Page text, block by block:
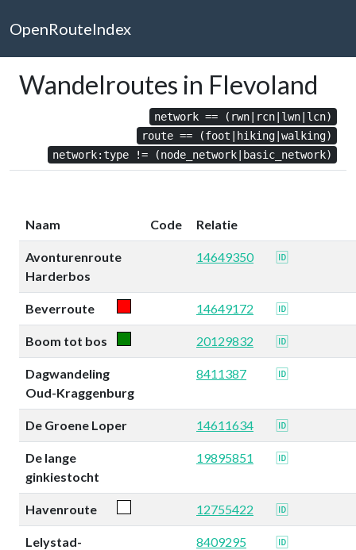
OpenRouteIndex
Wandelroutes in Flevoland
network == (rwn|rcn|lwn|lcn)
route == (foot|hiking|walking)
network:type != (node_network|basic_network)
Naam Code Relatie
Avonturenroute
Harderbos
14649350 🆔
Beverroute 14649172 🆔
Boom tot bos 20129832 🆔
Dagwandeling
Oud-Kraggenburg
8411387 🆔
De Groene Loper 14611634 🆔
De lange
ginkiestocht
19895851 🆔
Havenroute 12755422 🆔
Lelystad-
8409295 🆔